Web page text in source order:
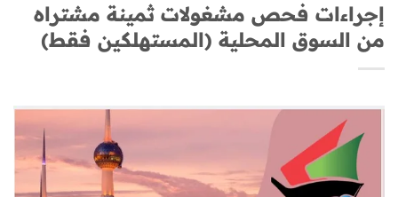
إجراءات فحص مشغولات ثمينة مشتراه
من السوق المحلية (المستهلكين فقط)